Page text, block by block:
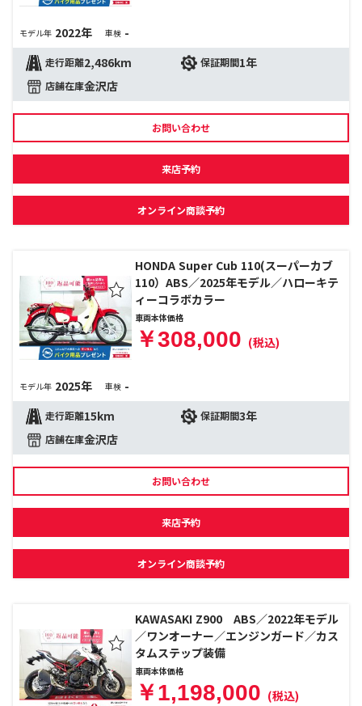
モデル年 2022年 車検 -
走行距離2,486km 保証期間1年
店舗在庫金沢店
お問い合わせ
来店予約
オンライン商談予約
HONDA Super Cub 110(スーパーカブ
110）ABS／2025年モデル／ハローキテ
ィーコラボカラー
車両本体価格
￥308,000 (税込)
モデル年 2025年 車検 -
走行距離15km 保証期間3年
店舗在庫金沢店
お問い合わせ
来店予約
オンライン商談予約
KAWASAKI Z900 ABS／2022年モデル
／ワンオーナー／エンジンガード／カス
タムステップ装備
車両本体価格
￥1,198,000 (税込)